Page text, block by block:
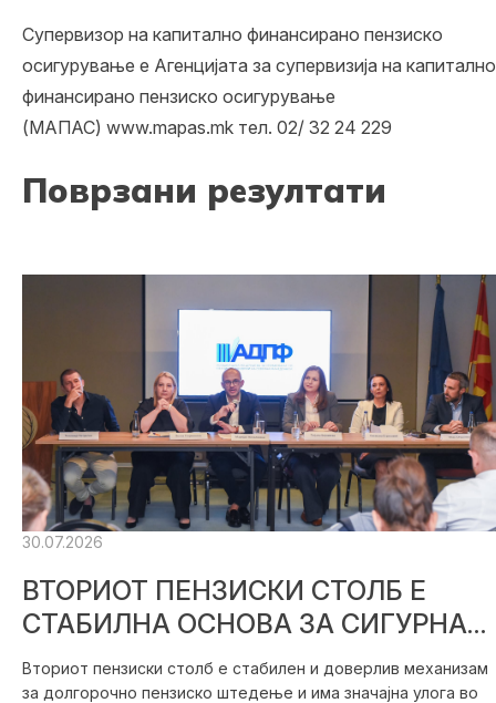
Супервизор на капитално финансирано пензиско
осигурување е Агенцијата за супервизија на капитално
финансирано пензиско осигурување
(МАПАС) www.mapas.mk тел. 02/ 32 24 229
Поврзани резултати
30.07.2026
ВТОРИОТ ПЕНЗИСКИ СТОЛБ Е
СТАБИЛНА ОСНОВА ЗА СИГУРНА
ПЕНЗИСКА ИДНИНА
Вториот пензиски столб е стабилен и доверлив механизам
за долгорочно пензиско штедење и има значајна улога во